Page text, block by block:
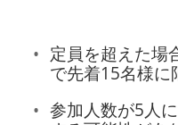
定員を超えた場
で先着15名様に
参加人数が5人